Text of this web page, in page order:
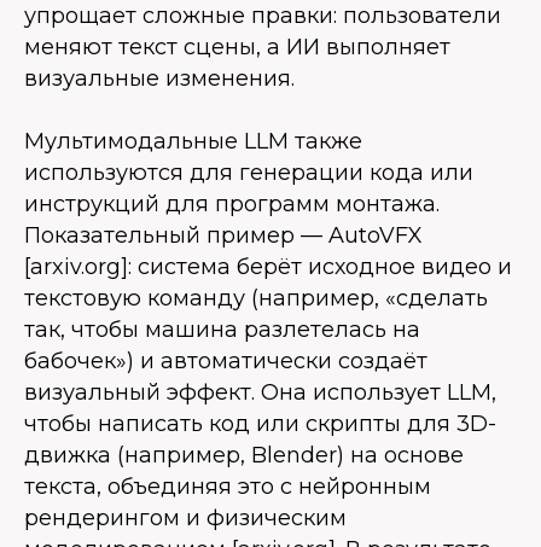
упрощает сложные правки: пользователи
меняют текст сцены, а ИИ выполняет
визуальные изменения.
Мультимодальные LLM также
используются для генерации кода или
инструкций для программ монтажа.
Показательный пример — AutoVFX
[arxiv.org]: система берёт исходное видео и
текстовую команду (например, «сделать
так, чтобы машина разлетелась на
бабочек») и автоматически создаёт
визуальный эффект. Она использует LLM,
чтобы написать код или скрипты для 3D-
движка (например, Blender) на основе
текста, объединяя это с нейронным
рендерингом и физическим